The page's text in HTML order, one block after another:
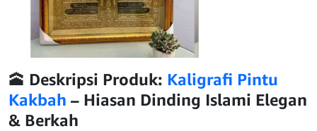
🕋 Deskripsi Produk: Kaligrafi Pintu
Kakbah – Hiasan Dinding Islami Elegan
& Berkah